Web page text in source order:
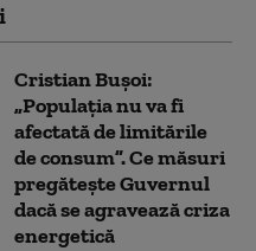
Cristian Bușoi:
„Populația nu va fi
afectată de limitările
de consum”. Ce măsuri
pregătește Guvernul
dacă se agravează criza
energetică